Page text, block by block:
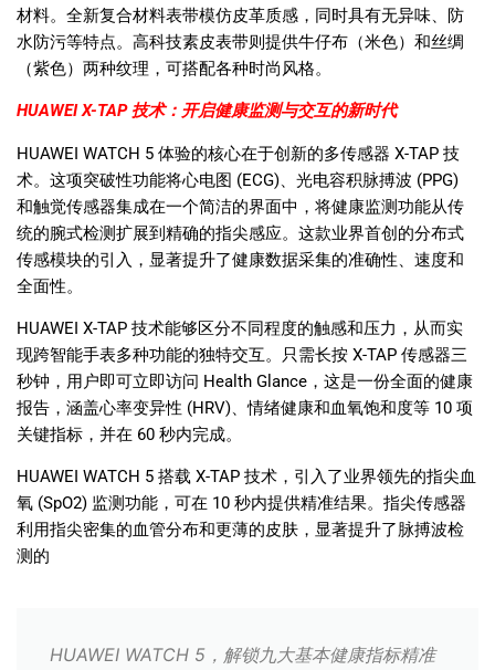
材料。全新复合材料表带模仿皮革质感，同时具有无异味、防
水防污等特点。高科技素皮表带则提供牛仔布（米色）和丝绸
（紫色）两种纹理，可搭配各种时尚风格。
HUAWEI X-TAP 技术：开启健康监测与交互的新时代
HUAWEI WATCH 5 体验的核心在于创新的多传感器 X-TAP 技
术。这项突破性功能将心电图 (ECG)、光电容积脉搏波 (PPG)
和触觉传感器集成在一个简洁的界面中，将健康监测功能从传
统的腕式检测扩展到精确的指尖感应。这款业界首创的分布式
传感模块的引入，显著提升了健康数据采集的准确性、速度和
全面性。
HUAWEI X-TAP 技术能够区分不同程度的触感和压力，从而实
现跨智能手表多种功能的独特交互。只需长按 X-TAP 传感器三
秒钟，用户即可立即访问 Health Glance ，这是一份全面的健康
报告，涵盖心率变异性 (HRV)、情绪健康和血氧饱和度等 10 项
关键指标，并在 60 秒内完成。
HUAWEI WATCH 5 搭载 X-TAP 技术，引入了业界领先的指尖血
氧 (SpO2) 监测功能，可在 10 秒内提供精准结果。指尖传感器
利用指尖密集的血管分布和更薄的皮肤，显著提升了脉搏波检
测的
HUAWEI WATCH 5，解锁九大基本健康指标精准